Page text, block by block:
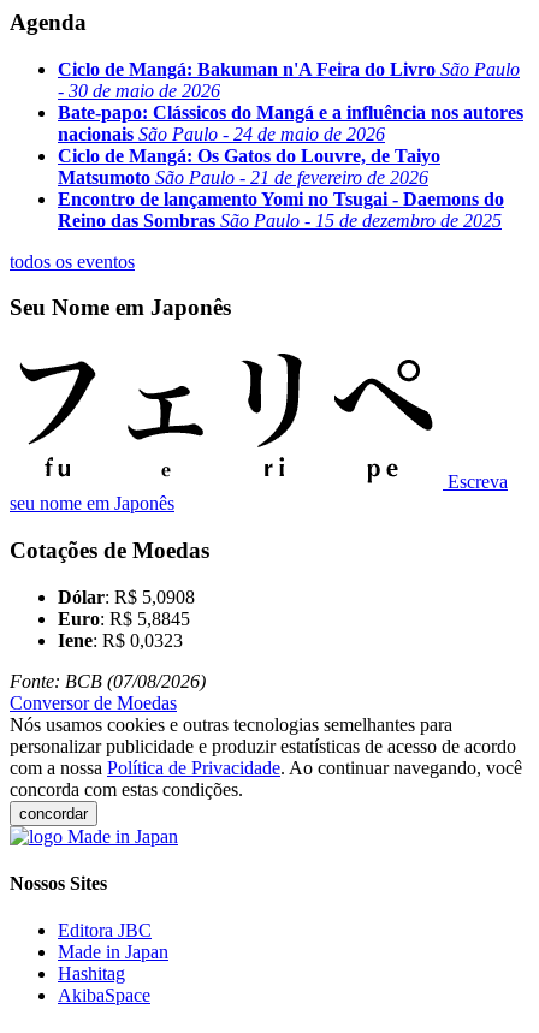
Agenda
Ciclo de Mangá: Bakuman n'A Feira do Livro São Paulo
- 30 de maio de 2026
Bate-papo: Clássicos do Mangá e a influência nos autores
nacionais São Paulo - 24 de maio de 2026
Ciclo de Mangá: Os Gatos do Louvre, de Taiyo
Matsumoto São Paulo - 21 de fevereiro de 2026
Encontro de lançamento Yomi no Tsugai - Daemons do
Reino das Sombras São Paulo - 15 de dezembro de 2025
todos os eventos
Seu Nome em Japonês
Escreva
seu nome em Japonês
Cotações de Moedas
Dólar: R$ 5,0908
Euro: R$ 5,8845
Iene: R$ 0,0323
Fonte: BCB (07/08/2026)
Conversor de Moedas
Nós usamos cookies e outras tecnologias semelhantes para
personalizar publicidade e produzir estatísticas de acesso de acordo
com a nossa Política de Privacidade. Ao continuar navegando, você
concorda com estas condições.
concordar
Nossos Sites
Editora JBC
Made in Japan
Hashitag
AkibaSpace